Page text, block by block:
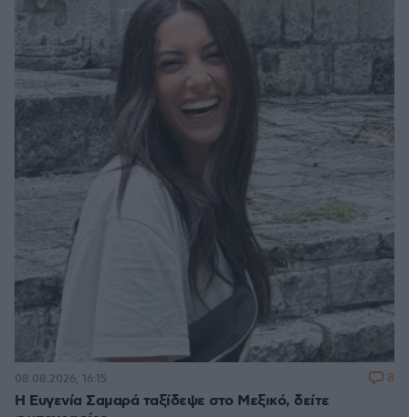
Η Ευγενία Σαμαρά ταξίδεψε στο Μεξικό, δείτε
08.08.2026, 16:15 8